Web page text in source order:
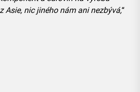
Asie, nic jiného nám ani nezbývá,“